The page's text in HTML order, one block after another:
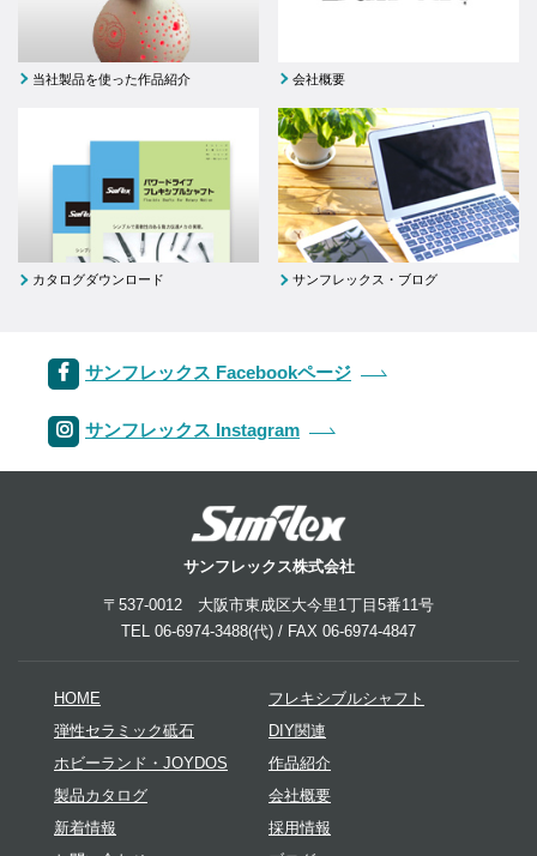
当社製品を使った作品紹介 会社概要
カタログダウンロード サンフレックス・ブログ
サンフレックス Facebookページ
サンフレックス Instagram
サンフレックス株式会社
〒537-0012 大阪市東成区大今里1丁目5番11号
TEL 06-6974-3488(代) / FAX 06-6974-4847
HOME
フレキシブルシャフト
弾性セラミック砥石
DIY関連
ホビーランド・JOYDOS
作品紹介
製品カタログ
会社概要
新着情報
採用情報